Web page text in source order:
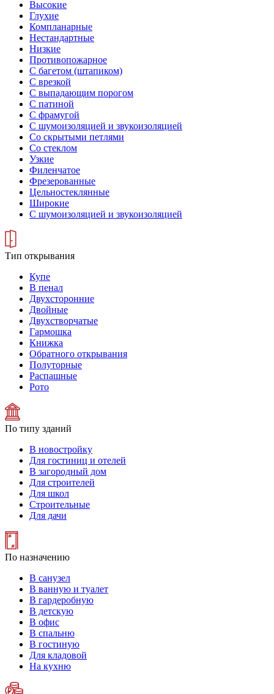
Высокие
Глухие
Компланарные
Нестандартные
Низкие
Противопожарное
С багетом (штапиком)
С врезкой
С выпадающим порогом
С патиной
С фрамугой
С шумоизоляцией и звукоизоляцией
Со скрытыми петлями
Со стеклом
Узкие
Филенчатое
Фрезерованные
Цельностеклянные
Широкие
С шумоизоляцией и звукоизоляцией
Тип открывания
Купе
В пенал
Двухсторонние
Двойные
Двухстворчатые
Гармошка
Книжка
Обратного открывания
Полуторные
Распашные
Рото
По типу зданий
В новостройку
Для гостиниц и отелей
В загородный дом
Для строителей
Для школ
Строительные
Для дачи
По назначению
В санузел
В ванную и туалет
В гардеробную
В детскую
В офис
В спальню
В гостиную
Для кладовой
На кухню